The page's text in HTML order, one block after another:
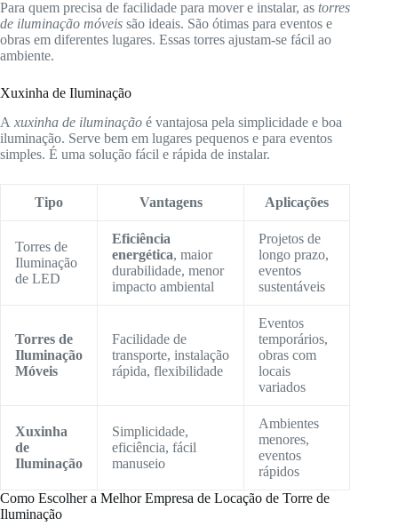
Para quem precisa de facilidade para mover e instalar, as torres
de iluminação móveis são ideais. São ótimas para eventos e
obras em diferentes lugares. Essas torres ajustam-se fácil ao
ambiente.
Xuxinha de Iluminação
A xuxinha de iluminação é vantajosa pela simplicidade e boa
iluminação. Serve bem em lugares pequenos e para eventos
simples. É uma solução fácil e rápida de instalar.
Tipo Vantagens Aplicações
Torres de
Iluminação
de LED
Eficiência
energética, maior
durabilidade, menor
impacto ambiental
Projetos de
longo prazo,
eventos
sustentáveis
Torres de
Iluminação
Móveis
Facilidade de
transporte, instalação
rápida, flexibilidade
Eventos
temporários,
obras com
locais
variados
Xuxinha
de
Iluminação
Simplicidade,
eficiência, fácil
manuseio
Ambientes
menores,
eventos
rápidos
Como Escolher a Melhor Empresa de Locação de Torre de
Iluminação